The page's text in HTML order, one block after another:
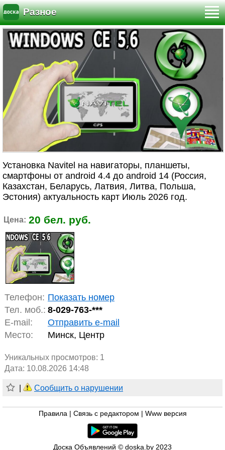
Разное
Установка Navitel на навигаторы, планшеты,
смартфоны от android 4.4 до android 14 (Россия,
Казахстан, Беларусь, Латвия, Литва, Польша,
Эстония) актуальность карт Июль 2026 год.
Цена: 20 бел. руб.
Телефон: Показать номер
Тел. моб.: 8-029-763-***
E-mail:
Отправить e-mail
Место:
Минск, Центр
Уникальных просмотров: 1
Дата: 10.08.2026 14:48
Сообщить о нарушении
Правила Связь с редактором Www версия
Доска Объявлений © doska.by 2023